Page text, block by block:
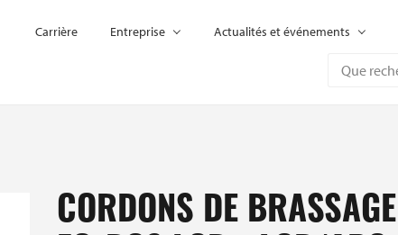
Carrière Entreprise Actualités et événements
CORDONS DE BRASSAGE